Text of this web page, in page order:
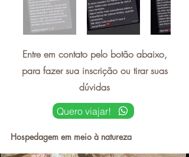
Entre em contato pelo botão abaixo,
para fazer sua inscrição ou tirar suas
dúvidas
Quero viajar!
Hospedagem em meio à natureza